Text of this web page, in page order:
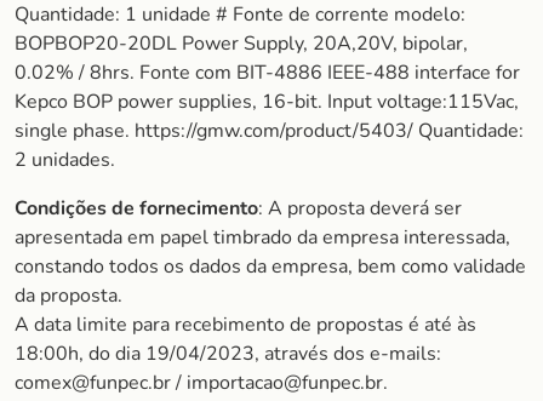
Quantidade: 1 unidade # Fonte de corrente modelo:
BOPBOP20-20DL Power Supply, 20A,20V, bipolar,
0.02% / 8hrs. Fonte com BIT-4886 IEEE-488 interface for
Kepco BOP power supplies, 16-bit. Input voltage:115Vac,
single phase. https://gmw.com/product/5403/ Quantidade:
2 unidades.
Condições de fornecimento: A proposta deverá ser
apresentada em papel timbrado da empresa interessada,
constando todos os dados da empresa, bem como validade
da proposta.
A data limite para recebimento de propostas é até às
18:00h, do dia 19/04/2023, através dos e-mails:
comex@funpec.br / importacao@funpec.br.